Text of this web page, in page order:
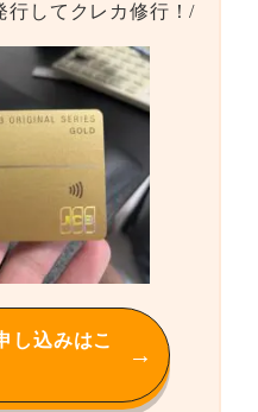
行してクレカ修行！/
し込みはこ